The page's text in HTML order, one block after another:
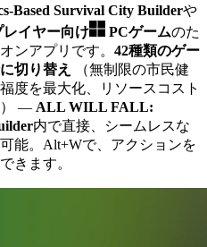
Based Survival City Builderや
レイヤー向け
PCゲームのた
ンアプリです。 42種類のゲー
切り替え
（無制限の市民健
度を最大化、リソースコスト
— ALL WILL FALL:
内で直接、シームレスな
能。Alt+Wで、アクションを
きます。